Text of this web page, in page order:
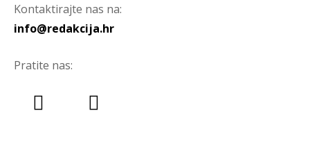
Kontaktirajte nas na:
info@redakcija.hr
Pratite nas: